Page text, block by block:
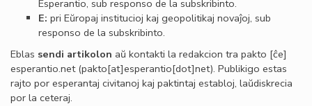
Esperantio, sub responso de la subskribinto.
E: pri Eŭropaj institucioj kaj geopolitikaj novaĵoj, sub
responso de la subskribinto.
Eblas sendi artikolon aŭ kontakti la redakcion tra pakto [ĉe]
esperantio.net(pakto[at]esperantio[dot]net). Publikigo estas
rajto por esperantaj civitanoj kaj paktintaj establoj, laŭdiskrecia
por la ceteraj.